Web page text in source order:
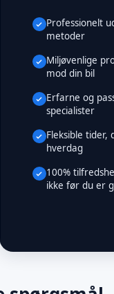
Professionelt
metoder
Miljøvenlige
mod din bil
Erfarne og
specialister
Fleksible tider,
hverdag
100%
ikke før du er